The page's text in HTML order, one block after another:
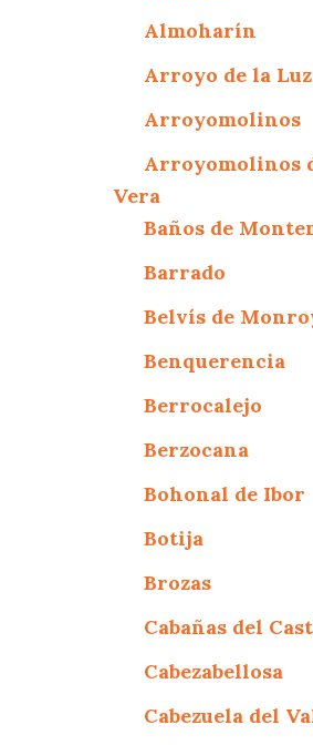
Almoharín
Arroyo de la Luz
Arroyomolinos
Arroyomolinos
Vera
Baños de
Barrado
Belvís de
Benquerencia
Berrocalejo
Berzocana
Bohonal de Ibor
Botija
Brozas
Cabañas del
Cabezabellosa
Cabezuela del